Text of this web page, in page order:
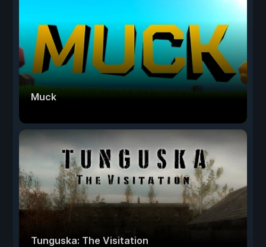
Muck
Tunguska: The Visitation